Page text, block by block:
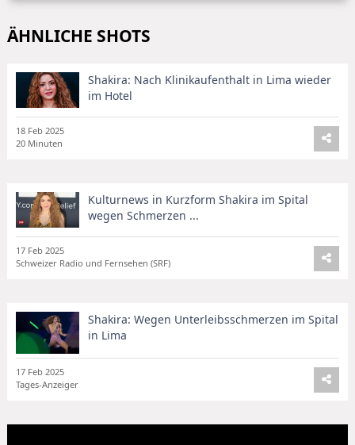
ÄHNLICHE SHOTS
Shakira: Nach Klinikaufenthalt in Lima wieder
im Hotel
18 Feb 2025
20 Minuten
Kulturnews in Kurzform Shakira im Spital
wegen Schmerzen ...
17 Feb 2025
Schweizer Radio und Fernsehen (SRF)
Shakira: Wegen Unterleibsschmerzen im Spital
in Lima
17 Feb 2025
Tages-Anzeiger